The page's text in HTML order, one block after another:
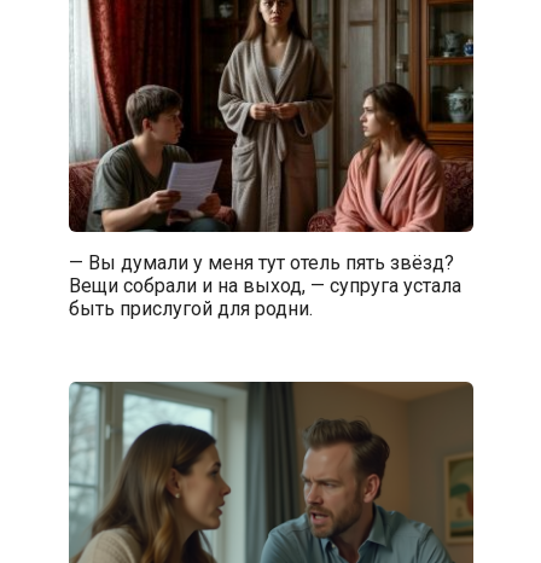
— Вы думали у меня тут отель пять звёзд?
Вещи собрали и на выход, — супруга устала
быть прислугой для родни.